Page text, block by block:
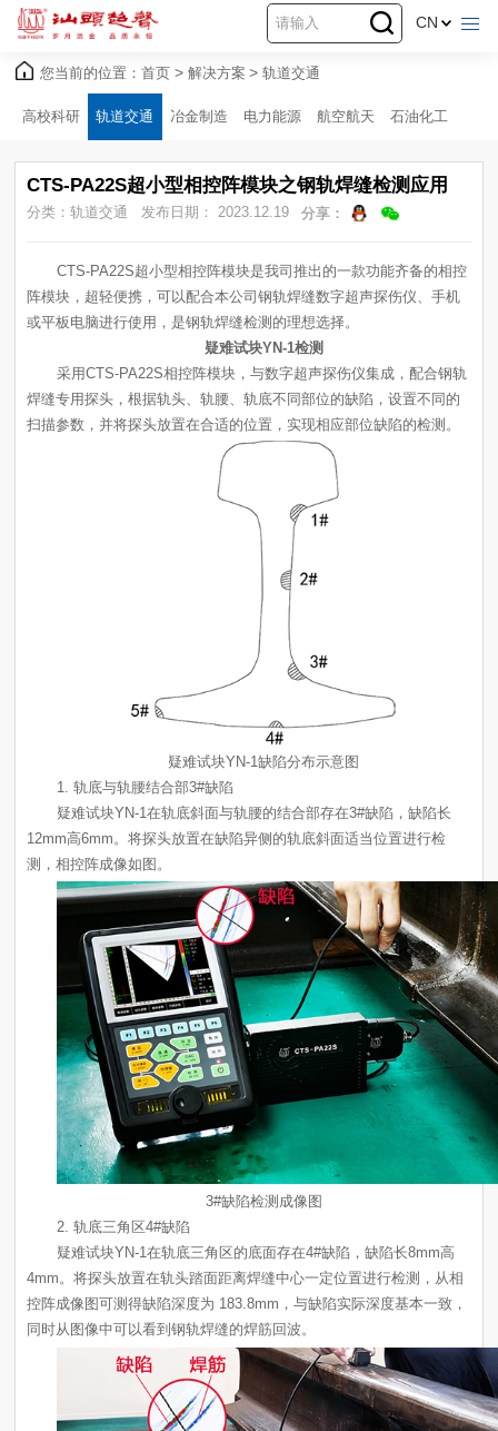
CN
您当前的位置：首页 > 解决方案 > 轨道交通
高校科研 轨道交通 冶金制造 电力能源 航空航天 石油化工
CTS-PA22S超小型相控阵模块之钢轨焊缝检测应用
分类：轨道交通 发布日期： 2023.12.19 分享：
或平板电脑进行使用，是钢轨焊缝检测的理想选择。
疑难试块YN-1检测
扫描参数，并将探头放置在合适的位置，实现相应部位缺陷的检测。
疑难试块YN-1缺陷分布示意图
1. 轨底与轨腰结合部3#缺陷
测，相控阵成像如图。
3#缺陷检测成像图
2. 轨底三角区4#缺陷
同时从图像中可以看到钢轨焊缝的焊筋回波。